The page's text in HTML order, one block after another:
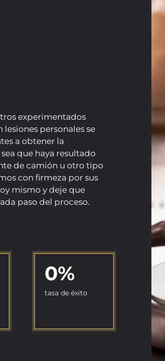
experimentados
lesiones personales se
a obtener la
que haya resultado
de camión u otro tipo
con firmeza por sus
mismo y deje que
paso del proceso.
0%
tasa de éxito